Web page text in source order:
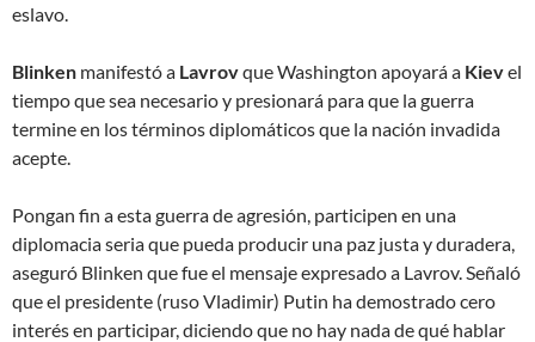
eslavo.
Blinken manifestó a Lavrovque Washington apoyará a Kievel
tiempo que sea necesario y presionará para que la guerra
termine en los términos diplomáticos que la nación invadida
acepte.
Pongan fin a esta guerra de agresión, participen en una
diplomacia seria que pueda producir una paz justa y duradera
aseguró Blinken que fue el mensaje expresado a Lavrov. Señaló
queel presidente (ruso Vladimir) Putin ha demostrado cero
interés en participar, diciendo que no hay nada de qué hablar